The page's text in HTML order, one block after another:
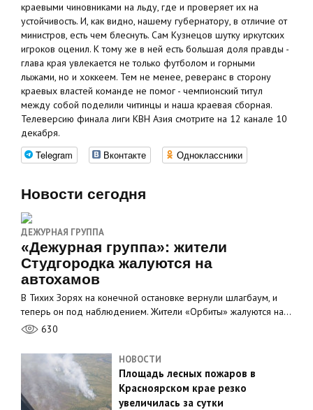
краевыми чиновниками на льду, где и проверяет их на
устойчивость. И, как видно, нашему губернатору, в отличие от
министров, есть чем блеснуть. Сам Кузнецов шутку иркутских
игроков оценил. К тому же в ней есть большая доля правды -
глава края увлекается не только футболом и горными
лыжами, но и хоккеем. Тем не менее, реверанс в сторону
краевых властей команде не помог - чемпионский титул
между собой поделили читинцы и наша краевая сборная.
Телеверсию финала лиги КВН Азия смотрите на 12 канале 10
декабря.
Telegram Вконтакте Одноклассники
Новости сегодня
ДЕЖУРНАЯ ГРУППА
«Дежурная группа»: жители
Студгородка жалуются на
автохамов
В Тихих Зорях на конечной остановке вернули шлагбаум, и
теперь он под наблюдением. Жители «Орбиты» жалуются на…
630
НОВОСТИ
Площадь лесных пожаров в
Красноярском крае резко
увеличилась за сутки